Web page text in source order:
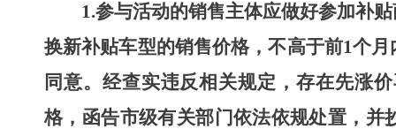
1.参与活动的销售主体应做好参加补
换新补贴车型的销售价格，不高于前1个月
同意。经查实违反相关规定，存在先涨
格，函告市级有关部门依法依规处置，